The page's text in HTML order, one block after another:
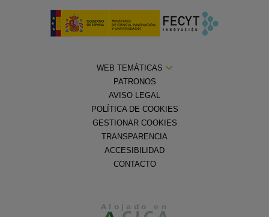
WEB TEMÁTICAS
PATRONOS
AVISO LEGAL
POLÍTICA DE COOKIES
GESTIONAR COOKIES
TRANSPARENCIA
ACCESIBILIDAD
CONTACTO